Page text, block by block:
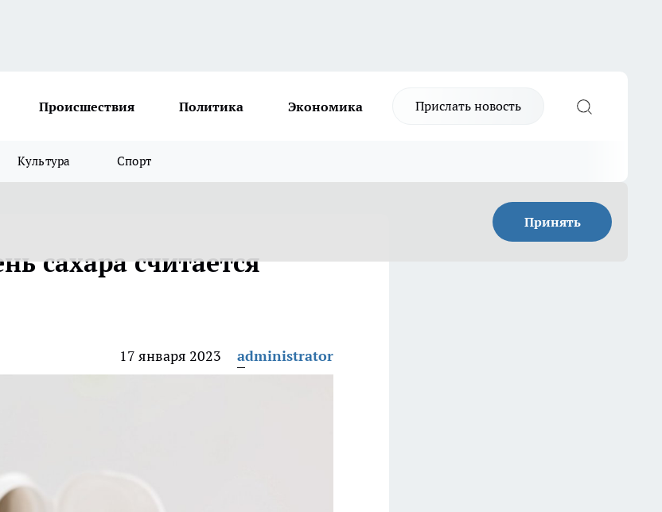
Происшествия Политика Экономика Прислать новость
Культура Спорт
Принять
сахара считается
17 января 2023 administrator